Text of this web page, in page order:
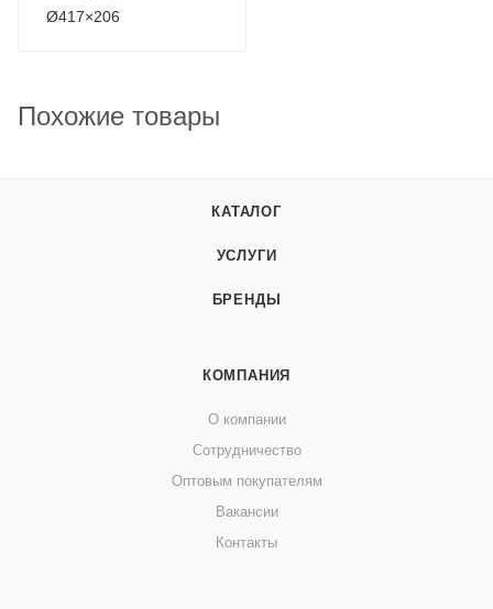
Ø417×206
Похожие товары
КАТАЛОГ
УСЛУГИ
БРЕНДЫ
КОМПАНИЯ
О компании
Сотрудничество
Оптовым покупателям
Вакансии
Контакты